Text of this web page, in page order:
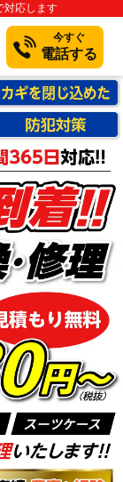
対応します
今すぐ
電話する